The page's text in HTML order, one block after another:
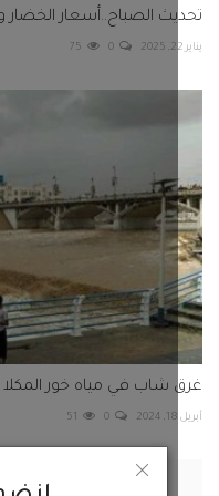
الصباح..أسعار الخضار
0
75
شاب في مياه خور المكلا
0
51